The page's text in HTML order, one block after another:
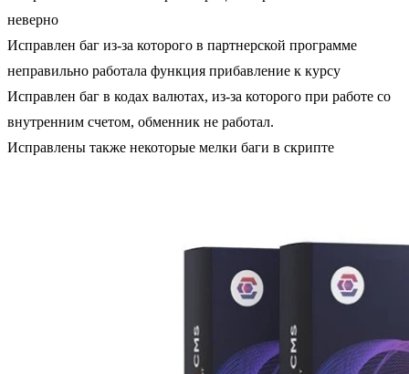
неверно
Исправлен баг из-за которого в партнерской программе
неправильно работала функция прибавление к курсу
Исправлен баг в кодах валютах, из-за которого при работе со
внутренним счетом, обменник не работал.
Исправлены также некоторые мелки баги в скрипте